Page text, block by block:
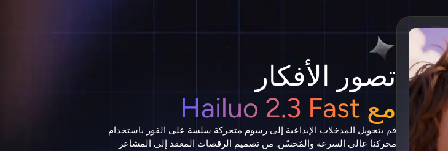
تصور الأفكار
مع Hailuo 2.3 Fast
قم بتحويل المدخلات الإبداعية إلى رسوم متحركة سلسة على الفور باستخدام
محركنا عالي السرعة والمُحسّن. من تصميم الرقصات المعقد إلى المشاعر